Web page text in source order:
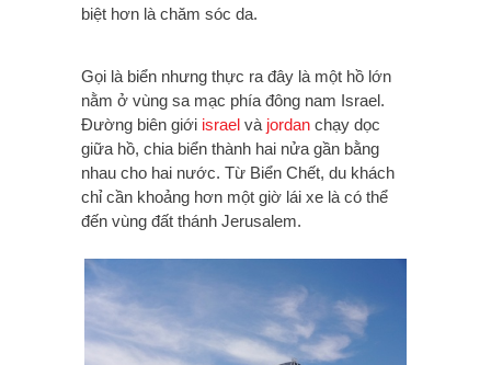
biệt hơn là chăm sóc da.
Gọi là biển nhưng thực ra đây là một hồ lớn
nằm ở vùng sa mạc phía đông nam Israel.
Đường biên giới israel và jordan chạy dọc
giữa hồ, chia biển thành hai nửa gần bằng
nhau cho hai nước. Từ Biển Chết, du khách
chỉ cần khoảng hơn một giờ lái xe là có thể
đến vùng đất thánh Jerusalem.